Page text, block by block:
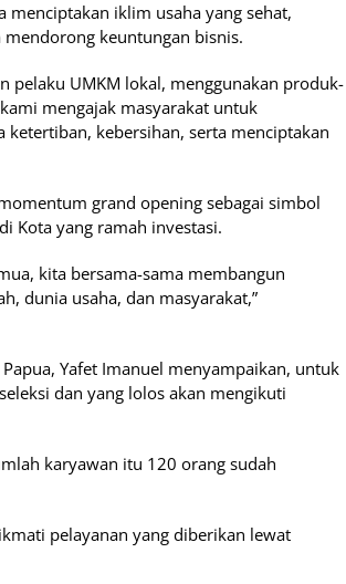
menciptakan iklim usaha yang sehat,
keuntungan bisnis.
pelaku UMKM lokal, menggunakan produk-
mengajak masyarakat untuk
kebersihan, serta menciptakan
grand opening sebagai simbol
Kota yang ramah investasi.
kita bersama-sama membangun
dunia usaha, dan masyarakat,”
Yafet Imanuel menyampaikan, untuk
dan yang lolos akan mengikuti
karyawan itu 120 orang sudah
pelayanan yang diberikan lewat